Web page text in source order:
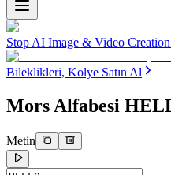
Stop AI Image & Video
Bileklikleri, Kolye Satın Al
Mors Alfabesi
Metin